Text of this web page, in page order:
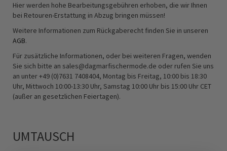
Hier werden hohe Bearbeitungsgebühren erhoben, die wir Ihnen
bei Retouren-Erstattung in Abzug bringen müssen!
Weitere Informationen zum Rückgaberecht finden Sie in unseren
AGB.
Für zusätzliche Informationen, oder bei weiteren Fragen, wenden
Sie sich bitte an sales@dagmarfischermode.de oder rufen Sie uns
an unter +49 (0)7631 7408404, Montag bis Freitag, 10:00 bis 18:30
Uhr, Mittwoch 10:00-13:30 Uhr, Samstag 10:00 Uhr bis 15:00 Uhr CET
(außer an gesetzlichen Feiertagen).
UMTAUSCH